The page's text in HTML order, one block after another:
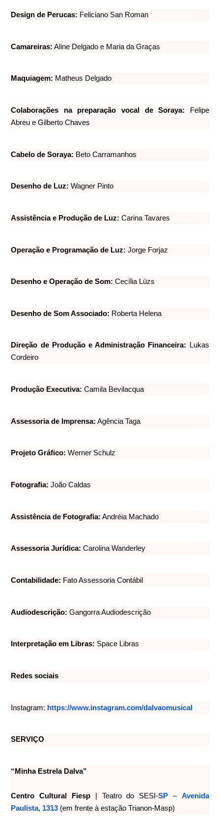
Design de Perucas: Feliciano San Roman
Camareiras: Aline Delgado e Maria da Graças
Maquiagem: Matheus Delgado
Colaborações na preparação vocal de Soraya: Felipe
Abreu e Gilberto Chaves
Cabelo de Soraya: Beto Carramanhos
Desenho de Luz: Wagner Pinto
Assistência e Produção de Luz: Carina Tavares
Operação e Programação de Luz: Jorge Forjaz
Desenho e Operação de Som: Cecília Lüzs
Desenho de Som Associado: Roberta Helena
Direção de Produção e Administração Financeira: Lukas
Cordeiro
Produção Executiva: Camila Bevilacqua
Assessoria de Imprensa: Agência Taga
Projeto Gráfico: Werner Schulz
Fotografia: João Caldas
Assistência de Fotografia: Andréia Machado
Assessoria Jurídica: Carolina Wanderley
Contabilidade: Fato Assessoria Contábil
Audiodescrição: Gangorra Audiodescrição
Interpretação em Libras: Space Libras
Redes sociais
Instagram: https://www.instagram.com/dalvaomusical
SERVIÇO
“Minha Estrela Dalva”
Centro Cultural Fiesp| Teatro do SESI-SP – Avenida
Paulista, 1313 (em frente à estação Trianon-Masp)